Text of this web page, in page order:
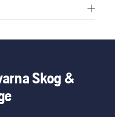
Skog &